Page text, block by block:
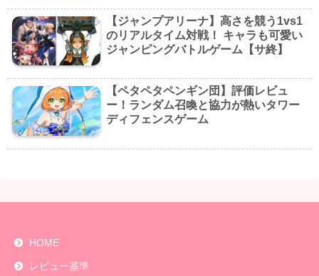
【ジャンプアリーナ】高さを競う1vs1
のリアルタイム対戦！ キャラも可愛い
ジャンピングバトルゲーム【サ終】
【ペタペタペンギン団】評価レビュ
ー！ランダム召喚と協力が熱いタワー
ディフェンスゲーム
HOME
レビュー基準